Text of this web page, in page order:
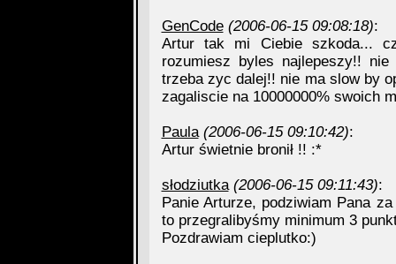
GenCode (2006-06-15 09:08:18):
Artur tak mi Ciebie szkoda...
rozumiesz byles najlepeszy!!
trzeba zyc dalej!! nie ma slow by
zagaliscie na 10000000% swoich
Paula (2006-06-15 09:10:42):
Artur świetnie bronił !! :*
słodziutka (2006-06-15 09:11:43):
Panie Arturze, podziwiam Pana
to przegralibyśmy minimum 3
Pozdrawiam cieplutko:)